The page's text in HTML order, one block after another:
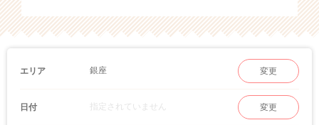
エリア 銀座 変更
日付 指定されていません 変更